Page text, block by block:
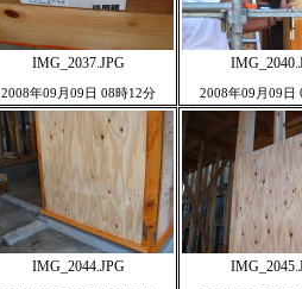
IMG_2037.JPG
2008年09月09日 08時12分 2008年09月09日
IMG_2044.JPG